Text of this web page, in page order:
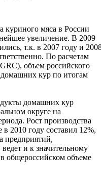
куриного мяса в России
увеличение. В 2009
т.к. в 2007 году и
По расчетам
объем российского
домашних кур по итогам
домашних кур
округе на
Рост производства
2010 году составил 12%,
предприятий,
и к значительному
общероссийском объеме